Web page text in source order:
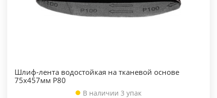
Шлиф-лента водостойкая на тканевой основе
75х457мм Р80
В наличии 3 упак